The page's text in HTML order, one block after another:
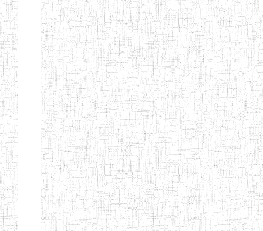
SAINTE MARIE
ENIEG PRIVEE
BILINGUE LES
BOSONS
04/08/2010 ENIEG
ENIEG BILINGUE
LE NORMALIEN
CITOYEN
01/08/2014 ENIEG
ENIEG BILINGUE
CLAIRE
FONTAINE
03/10/2012 ENIEG